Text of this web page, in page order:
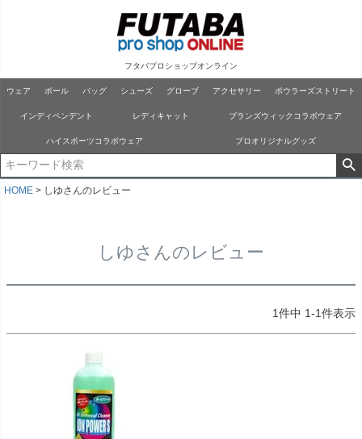
フタバプロショップオンライン
ウェア ボール バッグ シューズ グローブ アクセサリー ボウラーズストリート
インディペンデント レディキャット ブランズウィックコラボウェア
ハイスポーツコラボウェア プロオリジナルグッズ
HOME しゆさんのレビュー
しゆさんのレビュー
1件中 1-1件表示